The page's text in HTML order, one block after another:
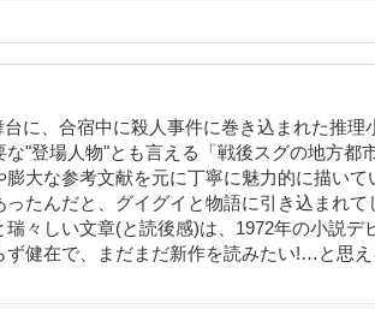
に、合宿中に殺人事件に巻き込まれた推理
"登場人物"とも言える「戦後スグの地方都
大な参考文献を元に丁寧に魅力的に描いて
たんだと、グイグイと物語に引き込まれて
々しい文章(と読後感)は、1972年の小説デ
ず健在で、まだまだ新作を読みたい!…と思